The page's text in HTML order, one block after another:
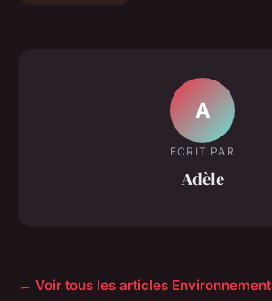
A
ECRIT PAR
Adèle
← Voir tous les articles Environnement